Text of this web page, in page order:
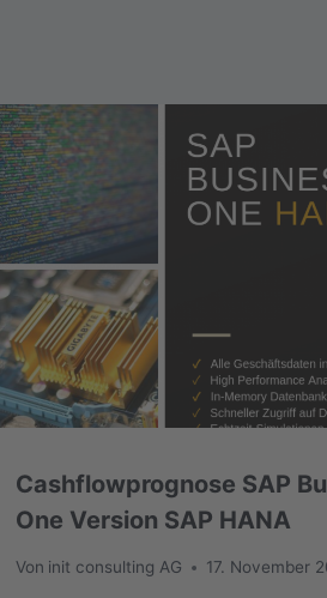
Cashflowprognose SAP
One Version SAP HANA
Von init consulting AG 17. November